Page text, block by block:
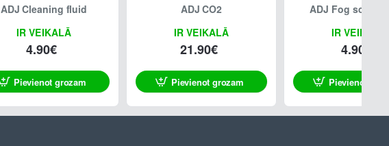
IR VEIKALĀ
ADJ Cleaning fluid
4.90€
Pievienot grozam
IR VEIKALĀ
ADJ CO2
21.90€
Pievienot grozam
IR VEIKALĀ
ADJ Fog scent
4.90€
Pievienot